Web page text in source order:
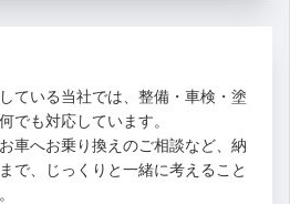
ている当社では、整備・車検・塗
でも対応しています。
車へお乗り換えのご相談など、納
で、じっくりと一緒に考えること